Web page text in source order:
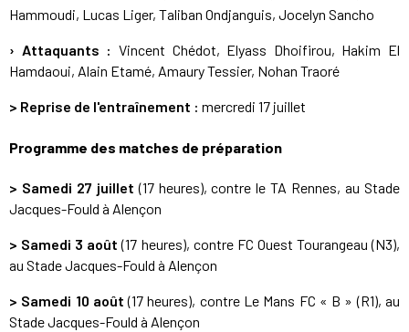
Hammoudi, Lucas Liger, Taliban Ondjanguis, Jocelyn Sancho
› Attaquants : Vincent Chédot, Elyass Dhoifirou, Hakim El
Hamdaoui, Alain Etamé, Amaury Tessier, Nohan Traoré
> Reprise de l'entraînement : mercredi 17 juillet
Programme des matches de préparation
> Samedi 27 juillet (17 heures), contre le TA Rennes, au Stade
Jacques-Fould à Alençon
> Samedi 3 août (17 heures), contre FC Ouest Tourangeau (N3),
au Stade Jacques-Fould à Alençon
> Samedi 10 août (17 heures), contre Le Mans FC « B » (R1), au
Stade Jacques-Fould à Alençon